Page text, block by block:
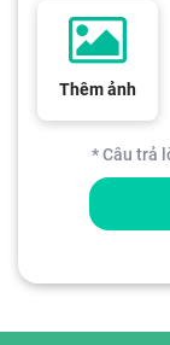
Thêm ảnh
* Câu trả